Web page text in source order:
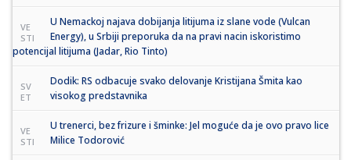
VE
STI
U Nemackoj najava dobijanja litijuma iz slane vode (Vulcan
Energy), u Srbiji preporuka da na pravi nacin iskoristimo
potencijal litijuma (Jadar, Rio Tinto)
SV
ET
Dodik: RS odbacuje svako delovanje Kristijana Šmita kao
visokog predstavnika
VE
STI
U trenerci, bez frizure i šminke: Jel moguće da je ovo pravo lice
Milice Todorović